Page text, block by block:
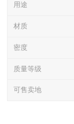
用途
材质
密度
质量等级
可售卖地